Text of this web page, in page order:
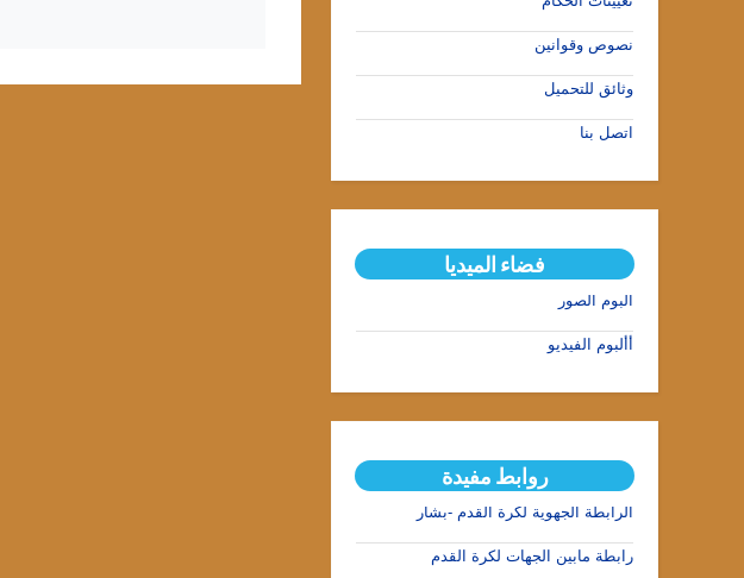
نصوص وقوانين
وثائق للتحميل
اتصل بنا
فضاء الميديا
ألبوم الصور
أألبوم الفيديو
روابط مفيدة
الرابطة الجهوية لكرة القدم -بشار
رابطة مابين الجهات لكرة القدم